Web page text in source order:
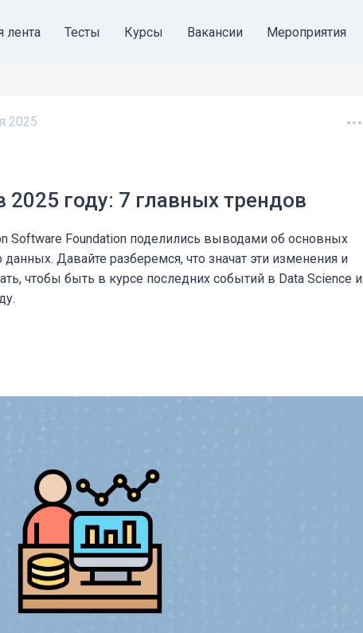
лента Тесты Курсы Вакансии Мероприятия
2025
2025 году: 7 главных трендов
Software Foundation поделились выводами об основных
Давайте разберемся, что значат эти изменения и
чтобы быть в курсе последних событий в Data Science и